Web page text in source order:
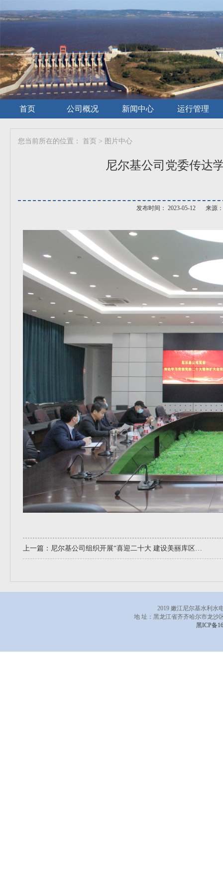
首页 公司概况 新闻中心 运行管理
您当前所在的位置： 首页 > 图片中心
尼尔基公司党委传达
发布时间： 2023-05-12 来源
上一篇： 尼尔基公司组织开展“喜迎二十大 建设美丽库区”义务植树活动
2019 嫩江尼尔基水利水
地 址：黑龙江省齐齐哈尔市龙
黑ICP备